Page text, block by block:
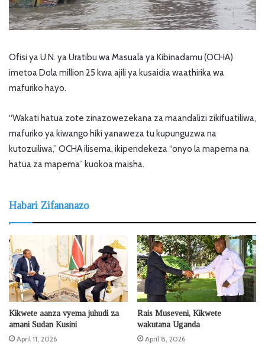
Ofisi ya U.N. ya Uratibu wa Masuala ya Kibinadamu (OCHA)
imetoa Dola million 25 kwa ajili ya kusaidia waathirika wa
mafuriko hayo.
“Wakati hatua zote zinazowezekana za maandalizi zikifuatiliwa,
mafuriko ya kiwango hiki yanaweza tu kupunguzwa na
kutozuiliwa,” OCHA ilisema, ikipendekeza “onyo la mapema na
hatua za mapema” kuokoa maisha.
Habari Zifananazo
Kikwete aanza vyema juhudi za
amani Sudan Kusini
April 11, 2026
Rais Museveni, Kikwete
wakutana Uganda
April 8, 2026